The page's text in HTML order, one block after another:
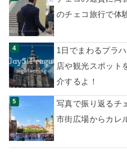
のチェコ旅行で体
1日でまわるプラ
店や観光スポット
介するよ！
写真で振り返るチ
市街広場からカレ